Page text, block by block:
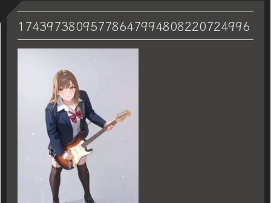
17439738095778647994808220724996